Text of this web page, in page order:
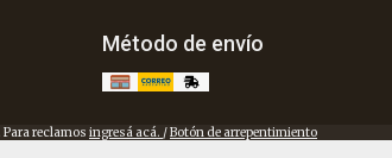
Método de envío
reclamos ingresá acá. /Botón de arrepentimiento